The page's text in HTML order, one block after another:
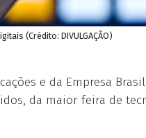
(Crédito: DIVULGAÇÃO)
e da Empresa
da maior feira de